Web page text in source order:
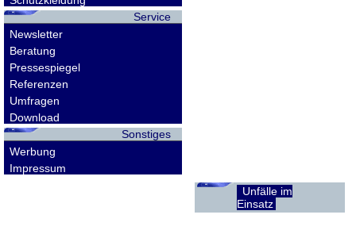
Service
Newsletter
Beratung
Pressespiegel
Referenzen
Umfragen
Download
Sonstiges
Werbung
Impressum
Unfälle im
Einsatz